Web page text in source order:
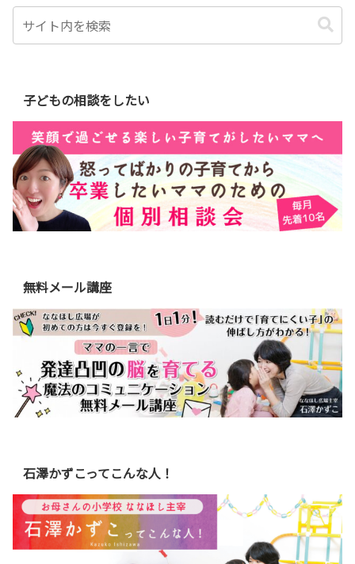
子どもの相談をしたい
無料メール講座
石澤かずこってこんな人！